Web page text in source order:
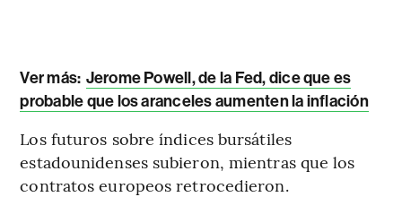
Ver más: Jerome Powell, de la Fed, dice que es
probable que los aranceles aumenten la inflación
Los futuros sobre índices bursátiles
estadounidenses subieron, mientras que los
contratos europeos retrocedieron.